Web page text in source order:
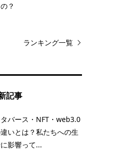
？
ランキング一覧
記事
バース・NFT・web3.0
いとは？私たちへの生
影響って...